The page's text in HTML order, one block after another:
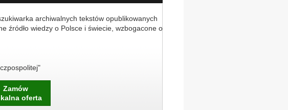
archiwalnych tekstów opublikowanych
źródło wiedzy o Polsce i świecie, wzbogacone o
Zamów
oferta